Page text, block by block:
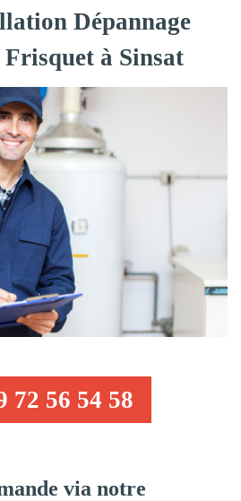
Dépannage
à Sinsat
56 54 58
via notre